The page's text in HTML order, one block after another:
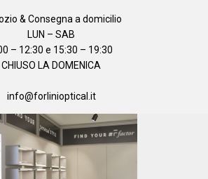
& Consegna a domicilio
LUN – SAB
– 12:30 e 15:30 – 19:30
CHIUSO LA DOMENICA
info@forlinioptical.it